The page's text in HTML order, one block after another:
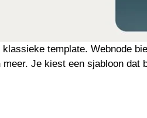
template. Webnode
Je kiest een sjabloon